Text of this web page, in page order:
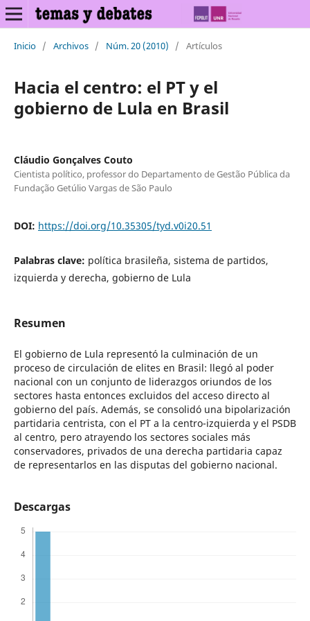
Inicio / Archivos / Núm. 20 (2010) / Artículos
Hacia el centro: el PT y el
gobierno de Lula en Brasil
Cláudio Gonçalves Couto
Cientista político, professor do Departamento de Gestão Pública da
Fundação Getúlio Vargas de São Paulo
DOI: https://doi.org/10.35305/tyd.v0i20.51
Palabras clave: política brasileña, sistema de partidos,
izquierda y derecha, gobierno de Lula
Resumen
El gobierno de Lula representó la culminación de un
proceso de circulación de elites en Brasil: llegó al poder
nacional con un conjunto de liderazgos oriundos de los
sectores hasta entonces excluidos del acceso directo al
gobierno del país. Además, se consolidó una bipolarización
partidaria centrista, con el PT a la centro-izquierda y el PSDB
al centro, pero atrayendo los sectores sociales más
conservadores, privados de una derecha partidaria capaz
de representarlos en las disputas del gobierno nacional.
Descargas